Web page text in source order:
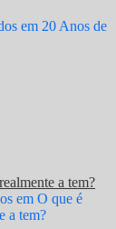
em 20 Anos de
a tem?
em O que é
a tem?